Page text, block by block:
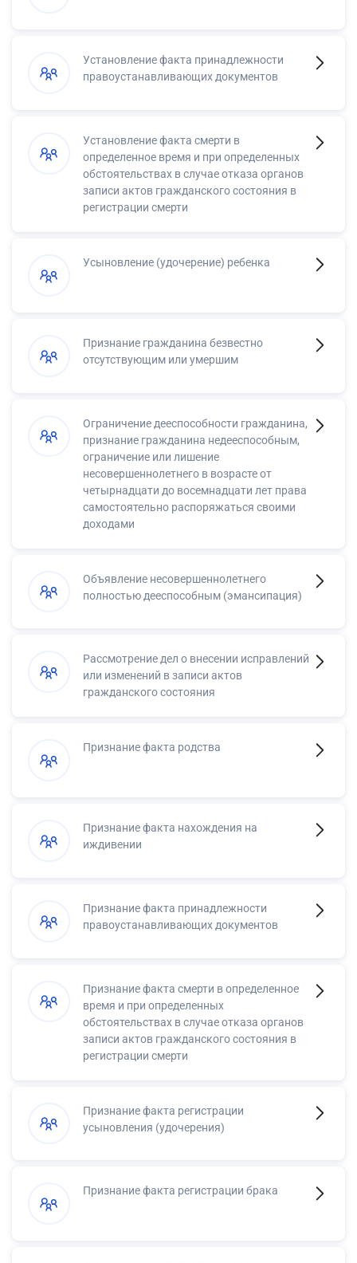
Установление факта принадлежности
правоустанавливающих документов
Установление факта смерти в
определенное время и при определенных
обстоятельствах в случае отказа органов
записи актов гражданского состояния в
регистрации смерти
Усыновление (удочерение) ребенка
Признание гражданина безвестно
отсутствующим или умершим
Ограничение дееспособности гражданина,
признание гражданина недееспособным,
ограничение или лишение
несовершеннолетнего в возрасте от
четырнадцати до восемнадцати лет права
самостоятельно распоряжаться своими
доходами
Объявление несовершеннолетнего
полностью дееспособным (эмансипация)
Рассмотрение дел о внесении исправлений
или изменений в записи актов
гражданского состояния
Признание факта родства
Признание факта нахождения на
иждивении
Признание факта принадлежности
правоустанавливающих документов
Признание факта смерти в определенное
время и при определенных
обстоятельствах в случае отказа органов
записи актов гражданского состояния в
регистрации смерти
Признание факта регистрации
усыновления (удочерения)
Признание факта регистрации брака